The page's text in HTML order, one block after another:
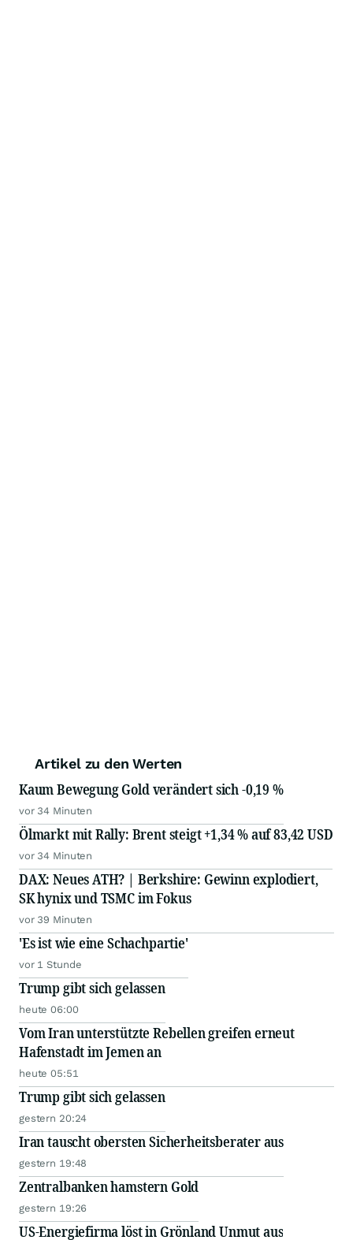
Artikel zu den Werten
Kaum Bewegung Gold verändert sich -0,19 %
vor 34 Minuten
Ölmarkt mit Rally: Brent steigt +1,34 % auf 83,42 USD
vor 34 Minuten
DAX: Neues ATH? | Berkshire: Gewinn explodiert,
SK hynix und TSMC im Fokus
vor 39 Minuten
'Es ist wie eine Schachpartie'
vor 1 Stunde
Trump gibt sich gelassen
heute 06:00
Vom Iran unterstützte Rebellen greifen erneut
Hafenstadt im Jemen an
heute 05:51
Trump gibt sich gelassen
gestern 20:24
Iran tauscht obersten Sicherheitsberater aus
gestern 19:48
Zentralbanken hamstern Gold
gestern 19:26
US-Energiefirma löst in Grönland Unmut aus